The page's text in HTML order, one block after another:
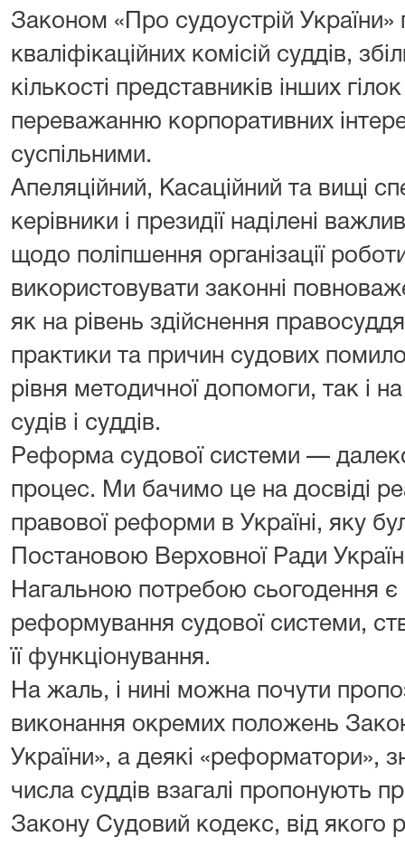
Законом «Про судоустрій України»
кваліфікаційних комісій суддів,
кількості представників інших
переважанню корпоративних
суспільними.
Апеляційний, Касаційний та вищі
керівники і президії наділені
щодо поліпшення організації
використовувати законні
як на рівень здійснення
практики та причин судових
рівня методичної допомоги, так і на
судів і суддів.
Реформа судової системи —
процес. Ми бачимо це на досвіді
правової реформи в Україні, яку
Постановою Верховної Ради
Нагальною потребою сьогодення
реформування судової системи,
її функціонування.
На жаль, і нині можна почути
виконання окремих положень
України», а деякі «реформатори»,
числа суддів взагалі пропонують
Закону Судовий кодекс, від якого